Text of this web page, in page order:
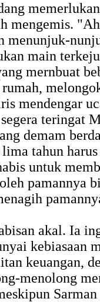
mengemis.
menunjuk-
main
mernbuat
mendengar
teringat
demam
tahun
untuk
pamannya
akal. Ia
kebiasaan
keuangan,
menolong